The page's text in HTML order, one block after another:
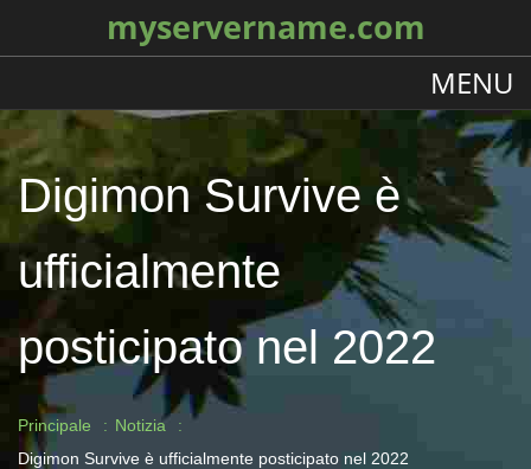
myservername.com
MENU
Digimon Survive è
ufficialmente
posticipato nel 2022
Principale
Notizia
Digimon Survive è ufficialmente posticipato nel 2022